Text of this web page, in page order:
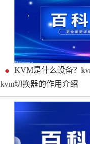
KVM是什么设备？
kvm切换器的作用介绍